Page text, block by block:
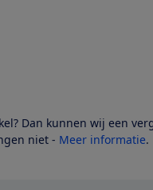
Dan kunnen wij een
niet - Meer informatie.